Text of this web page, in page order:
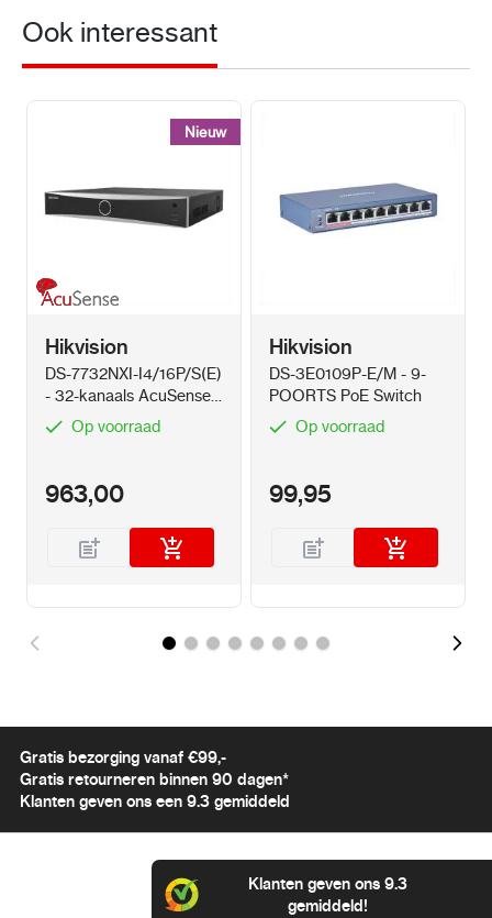
Ook interessant
Nieuw
Nieuw
Hikvision
DS-7732NXI-I4/16P/S(E)
- 32-kanaals AcuSense
NVR 4x HDD met 16x
PoE
Op voorraad
963,00
Hikvision
DS-3E0109P-E/M - 9-
POORTS PoE Switch
Op voorraad
99,95
Gratis bezorging vanaf €99,-
Gratis retourneren binnen 90 dagen*
Klanten geven ons een 9.3 gemiddeld
Klanten geven ons 9.3
gemiddeld!